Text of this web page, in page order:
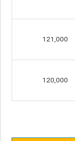
121,000
120,000